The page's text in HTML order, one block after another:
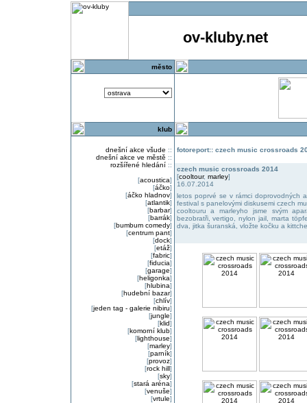
ov-kluby.net
město
klub
dnešní akce všude ::
dnešní akce ve městě ::
rozšířené hledání::
[acoustica]
[áčko]
[áčko hladnov]
[atlantik]
[barbar]
[barrák]
[bumbum comedy]
[centrum pant]
[dock]
[etáž]
[fabric]
[fiducia]
[garage]
[heligonka]
[hlubina]
[hudební bazar]
[chlív]
[jeden tag - galerie nibiru]
[jungle]
[klid]
[komorní klub]
[lighthouse]
[marley]
[parník]
[provoz]
[rock hill]
[sky]
[stará aréna]
[venuše]
[vrtule]
fotoreport:: czech music crossroads
czech music crossroads 2014
[cooltour, marley]
16.07.2014
letos poprvé se v rámci doprovodných
festival s panelovými diskusemi czech
cooltouru a marleyho jsme svým
bezobratři, vertigo, nylon jail, marta
dva, jitka šuranská, vložte kočku a